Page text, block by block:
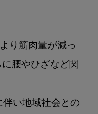
り筋肉量が減っ
腰やひざなど関
い地域社会との